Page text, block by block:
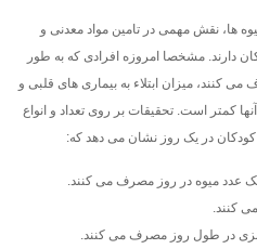
ها، نقش مهمی در تامین مواد معدنی و
دارند. مشخصا امروزه افرادی که به طور
کنند، میزان ابتلاء به بیماری های قلبی و
کمتر است. تحقیقات بر روی تعداد و انواع
در یک روز نشان می دهد که: